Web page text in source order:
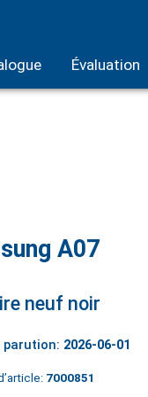
Évaluation
A07
neuf noir
parution: 2026-06-01
7000851